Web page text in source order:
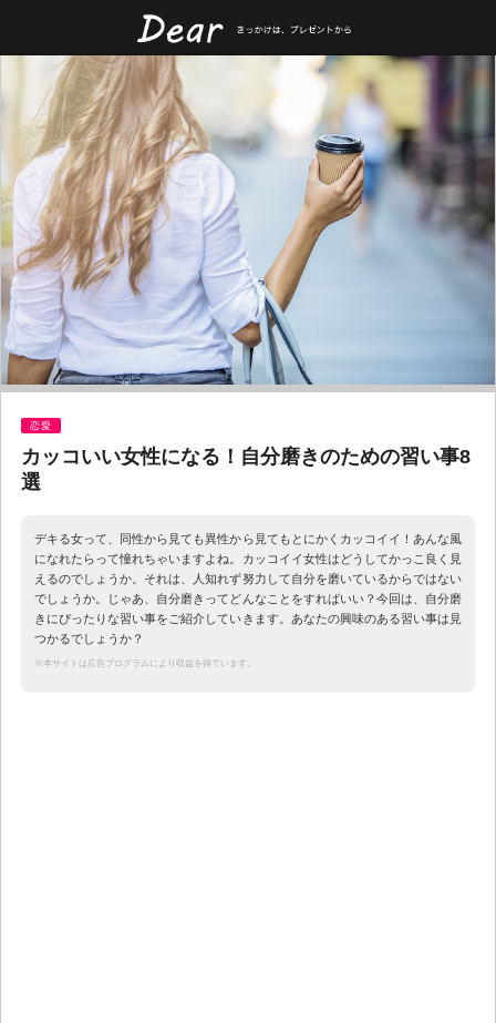
恋愛
カッコいい女性になる！自分磨きのための習い事8
選
デキる女って、同性から見ても異性から見てもとにかくカッコイイ！あんな風
になれたらって憧れちゃいますよね。カッコイイ女性はどうしてかっこ良く見
えるのでしょうか。それは、人知れず努力して自分を磨いているからではない
でしょうか。じゃあ、自分磨きってどんなことをすればいい？今回は、自分磨
きにぴったりな習い事をご紹介していきます。あなたの興味のある習い事は見
つかるでしょうか？
※本サイトは広告プログラムにより収益を得ています。